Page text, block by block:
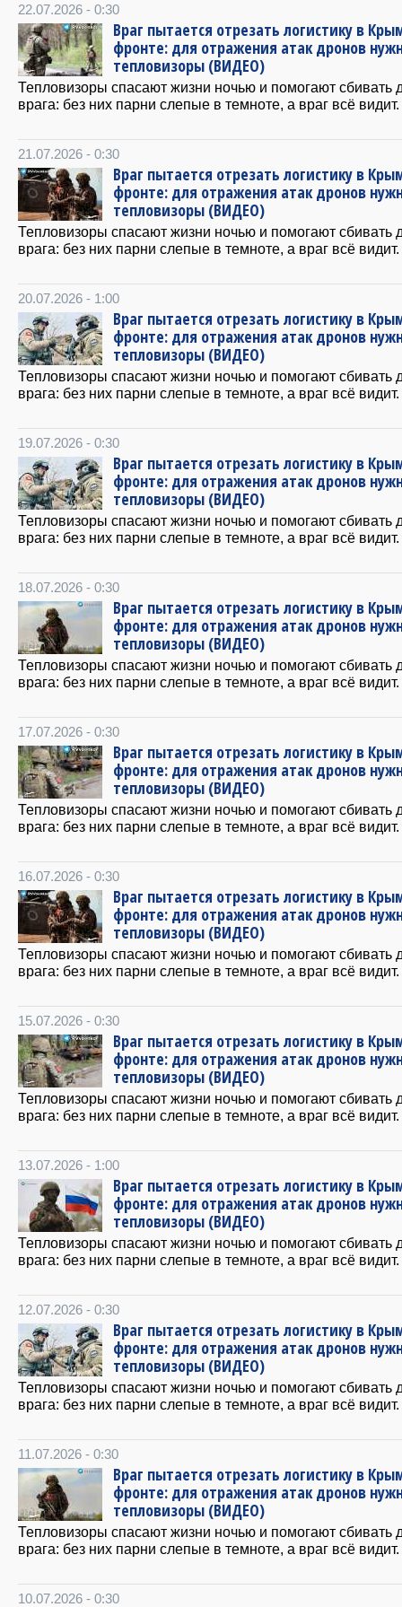
22.07.2026 - 0:30
Враг пытается отрезать логистику в
фронте: для отражения атак дронов
тепловизоры (ВИДЕО)
Тепловизоры спасают жизни ночью и помогают сбивать
врага: без них парни слепые в темноте, а враг всё видит.
21.07.2026 - 0:30
Враг пытается отрезать логистику в
фронте: для отражения атак дронов
тепловизоры (ВИДЕО)
Тепловизоры спасают жизни ночью и помогают сбивать
врага: без них парни слепые в темноте, а враг всё видит.
20.07.2026 - 1:00
Враг пытается отрезать логистику в
фронте: для отражения атак дронов
тепловизоры (ВИДЕО)
Тепловизоры спасают жизни ночью и помогают сбивать
врага: без них парни слепые в темноте, а враг всё видит.
19.07.2026 - 0:30
Враг пытается отрезать логистику в
фронте: для отражения атак дронов
тепловизоры (ВИДЕО)
Тепловизоры спасают жизни ночью и помогают сбивать
врага: без них парни слепые в темноте, а враг всё видит.
18.07.2026 - 0:30
Враг пытается отрезать логистику в
фронте: для отражения атак дронов
тепловизоры (ВИДЕО)
Тепловизоры спасают жизни ночью и помогают сбивать
врага: без них парни слепые в темноте, а враг всё видит.
17.07.2026 - 0:30
Враг пытается отрезать логистику в
фронте: для отражения атак дронов
тепловизоры (ВИДЕО)
Тепловизоры спасают жизни ночью и помогают сбивать
врага: без них парни слепые в темноте, а враг всё видит.
16.07.2026 - 0:30
Враг пытается отрезать логистику в
фронте: для отражения атак дронов
тепловизоры (ВИДЕО)
Тепловизоры спасают жизни ночью и помогают сбивать
врага: без них парни слепые в темноте, а враг всё видит.
15.07.2026 - 0:30
Враг пытается отрезать логистику в
фронте: для отражения атак дронов
тепловизоры (ВИДЕО)
Тепловизоры спасают жизни ночью и помогают сбивать
врага: без них парни слепые в темноте, а враг всё видит.
13.07.2026 - 1:00
Враг пытается отрезать логистику в
фронте: для отражения атак дронов
тепловизоры (ВИДЕО)
Тепловизоры спасают жизни ночью и помогают сбивать
врага: без них парни слепые в темноте, а враг всё видит.
12.07.2026 - 0:30
Враг пытается отрезать логистику в
фронте: для отражения атак дронов
тепловизоры (ВИДЕО)
Тепловизоры спасают жизни ночью и помогают сбивать
врага: без них парни слепые в темноте, а враг всё видит.
11.07.2026 - 0:30
Враг пытается отрезать логистику в
фронте: для отражения атак дронов
тепловизоры (ВИДЕО)
Тепловизоры спасают жизни ночью и помогают сбивать
врага: без них парни слепые в темноте, а враг всё видит.
10.07.2026 - 0:30